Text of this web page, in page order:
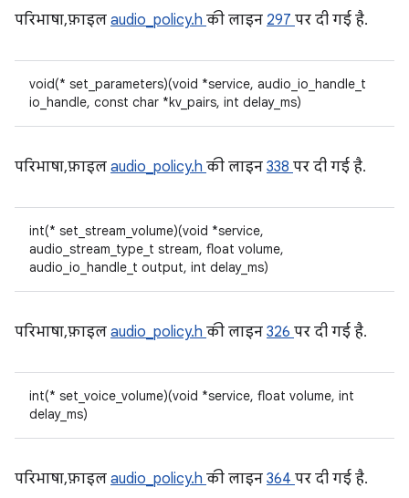
परिभाषा, फ़ाइल audio_policy.h की लाइन 297 पर दी गई है.
void(* set_parameters)(void *service, audio_io_handle_t
io_handle, const char *kv_pairs, int delay_ms)
परिभाषा, फ़ाइल audio_policy.h की लाइन 338 पर दी गई है.
int(* set_stream_volume)(void *service,
audio_stream_type_t stream, float volume,
audio_io_handle_t output, int delay_ms)
परिभाषा, फ़ाइल audio_policy.h की लाइन 326 पर दी गई है.
int(* set_voice_volume)(void *service, float volume, int
delay_ms)
परिभाषा, फ़ाइल audio_policy.h की लाइन 364 पर दी गई है.